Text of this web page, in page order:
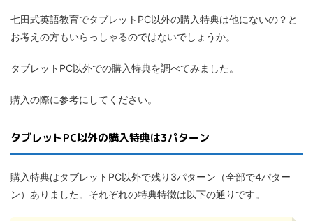
七田式英語教育でタブレットPC以外の購入特典は他にないの？と
お考えの方もいらっしゃるのではないでしょうか。
タブレットPC以外での購入特典を調べてみました。
購入の際に参考にしてください。
タブレットPC以外の購入特典は3パターン
購入特典はタブレットPC以外で残り3パターン（全部で4パター
ン）ありました。それぞれの特典特徴は以下の通りです。